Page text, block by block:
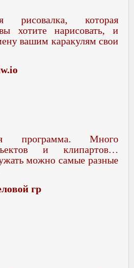
рисовалка, которая
хотите нарисовать, и
вашим каракулям свои
программа. Много
и клипартов…
можно самые разные
гр